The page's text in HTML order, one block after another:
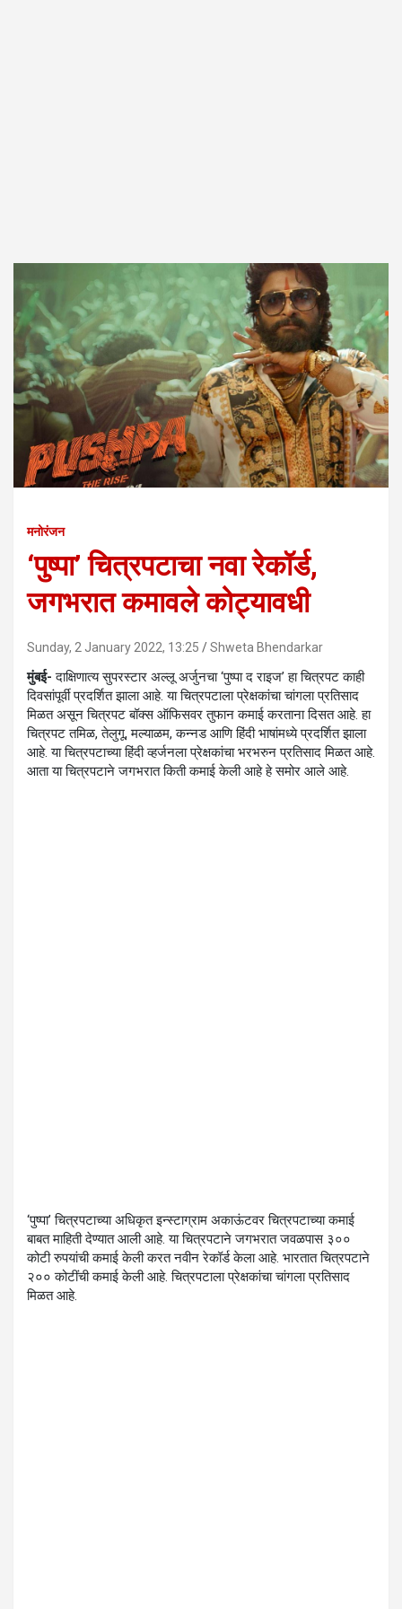
मनोरंजन
‘पुष्पा’ चित्रपटाचा नवा रेकॉर्ड,
जगभरात कमावले कोट्यावधी
Sunday, 2 January 2022, 13:25 Shweta Bhendarkar
मुंबई- दाक्षिणात्य सुपरस्टार अल्लू अर्जुनचा ‘पुष्पा द राइज’ हा चित्रपट काही
दिवसांपूर्वी प्रदर्शित झाला आहे. या चित्रपटाला प्रेक्षकांचा चांगला प्रतिसाद
मिळत असून चित्रपट बॉक्स ऑफिसवर तुफान कमाई करताना दिसत आहे. हा
चित्रपट तमिळ, तेलुगू, मल्याळम, कन्नड आणि हिंदी भाषांमध्ये प्रदर्शित झाला
आहे. या चित्रपटाच्या हिंदी व्हर्जनला प्रेक्षकांचा भरभरुन प्रतिसाद मिळत आहे.
आता या चित्रपटाने जगभरात किती कमाई केली आहे हे समोर आले आहे.
‘पुष्पा’ चित्रपटाच्या अधिकृत इन्स्टाग्राम अकाऊंटवर चित्रपटाच्या कमाई
बाबत माहिती देण्यात आली आहे. या चित्रपटाने जगभरात जवळपास ३००
कोटी रुपयांची कमाई केली करत नवीन रेकॉर्ड केला आहे. भारतात चित्रपटाने
२०० कोटींची कमाई केली आहे. चित्रपटाला प्रेक्षकांचा चांगला प्रतिसाद
मिळत आहे.